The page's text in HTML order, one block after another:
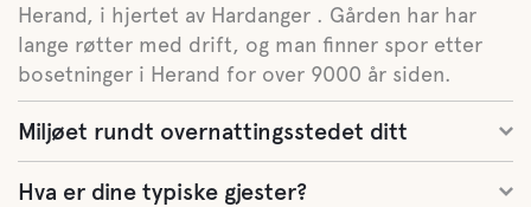
Herand, i hjertet av Hardanger . Gården har har
lange røtter med drift, og man finner spor etter
bosetninger i Herand for over 9000 år siden.
Miljøet rundt overnattingsstedet ditt
Hva er dine typiske gjester?